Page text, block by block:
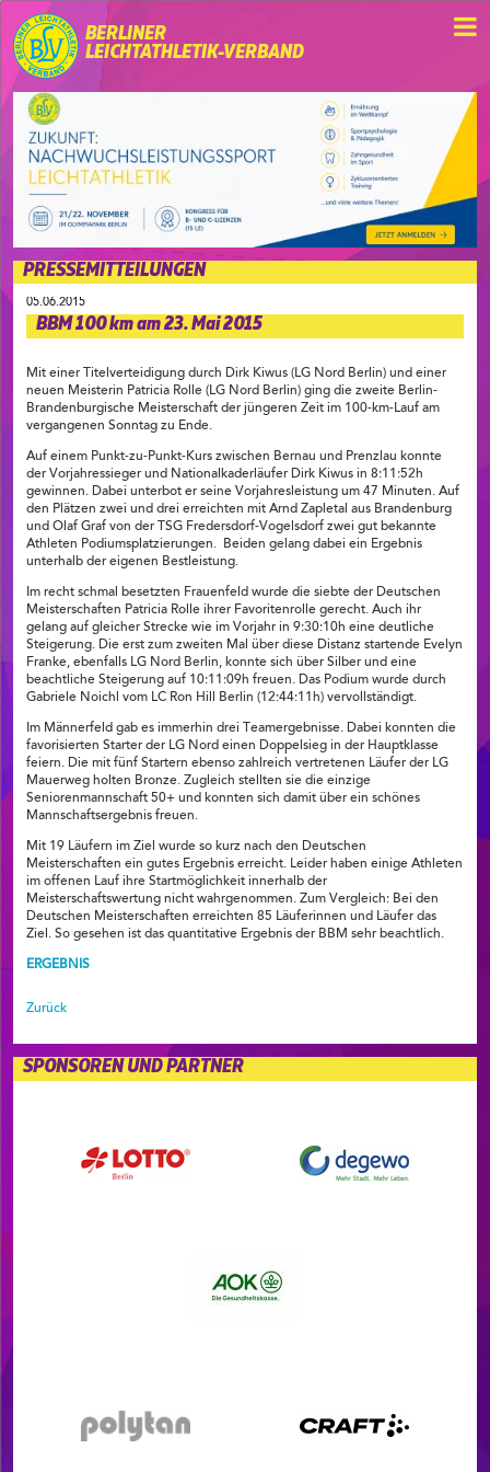
BERLINER
LEICHTATHLETIK-VERBAND
PRESSEMITTEILUNGEN
05.06.2015
BBM 100 km am 23. Mai 2015
Mit einer Titelverteidigung durch Dirk Kiwus (LG Nord Berlin) und einer
neuen Meisterin Patricia Rolle (LG Nord Berlin) ging die zweite Berlin-
Brandenburgische Meisterschaft der jüngeren Zeit im 100-km-Lauf am
vergangenen Sonntag zu Ende.
Auf einem Punkt-zu-Punkt-Kurs zwischen Bernau und Prenzlau konnte
der Vorjahressieger und Nationalkaderläufer Dirk Kiwus in 8:11:52h
gewinnen. Dabei unterbot er seine Vorjahresleistung um 47 Minuten. Auf
den Plätzen zwei und drei erreichten mit Arnd Zapletal aus Brandenburg
und Olaf Graf von der TSG Fredersdorf-Vogelsdorf zwei gut bekannte
Athleten Podiumsplatzierungen. Beiden gelang dabei ein Ergebnis
unterhalb der eigenen Bestleistung.
Im recht schmal besetzten Frauenfeld wurde die siebte der Deutschen
Meisterschaften Patricia Rolle ihrer Favoritenrolle gerecht. Auch ihr
gelang auf gleicher Strecke wie im Vorjahr in 9:30:10h eine deutliche
Steigerung. Die erst zum zweiten Mal über diese Distanz startende Evelyn
Franke, ebenfalls LG Nord Berlin, konnte sich über Silber und eine
beachtliche Steigerung auf 10:11:09h freuen. Das Podium wurde durch
Gabriele Noichl vom LC Ron Hill Berlin (12:44:11h) vervollständigt.
Im Männerfeld gab es immerhin drei Teamergebnisse. Dabei konnten die
favorisierten Starter der LG Nord einen Doppelsieg in der Hauptklasse
feiern. Die mit fünf Startern ebenso zahlreich vertretenen Läufer der LG
Mauerweg holten Bronze. Zugleich stellten sie die einzige
Seniorenmannschaft 50+ und konnten sich damit über ein schönes
Mannschaftsergebnis freuen.
Mit 19 Läufern im Ziel wurde so kurz nach den Deutschen
Meisterschaften ein gutes Ergebnis erreicht. Leider haben einige Athleten
im offenen Lauf ihre Startmöglichkeit innerhalb der
Meisterschaftswertung nicht wahrgenommen. Zum Vergleich: Bei den
Deutschen Meisterschaften erreichten 85 Läuferinnen und Läufer das
Ziel. So gesehen ist das quantitative Ergebnis der BBM sehr beachtlich.
ERGEBNIS
Zurück
SPONSOREN UND PARTNER